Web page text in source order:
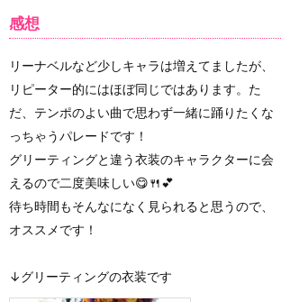
感想
リーナベルなど少しキャラは増えてましたが、
リピーター的にはほぼ同じではあります。た
だ、テンポのよい曲で思わず一緒に踊りたくな
っちゃうパレードです！
グリーティングと違う衣装のキャラクターに会
えるので二度美味しい😋🍴💕
待ち時間もそんなになく見られると思うので、
オススメです！
↓グリーティングの衣装です